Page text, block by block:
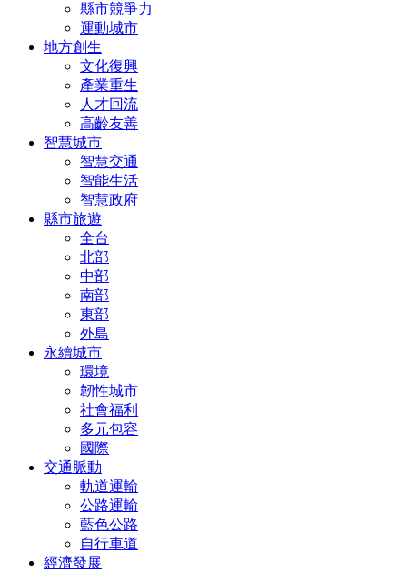
縣市競爭力
運動城市
地方創生
文化復興
產業重生
人才回流
高齡友善
智慧城市
智慧交通
智能生活
智慧政府
縣市旅遊
全台
北部
中部
南部
東部
外島
永續城市
環境
韌性城市
社會福利
多元包容
國際
交通脈動
軌道運輸
公路運輸
藍色公路
自行車道
經濟發展